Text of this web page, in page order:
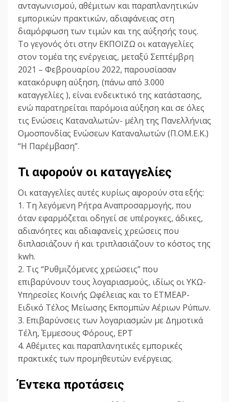
ανταγωνισμού, αθέμιτων και παραπλανητικών
εμπορικών πρακτικών, αδιαφάνειας στη
διαμόρφωση των τιμών και της αύξησής τους.
Το γεγονός ότι στην ΕΚΠΟΙΖΩ οι καταγγελίες
στον τομέα της ενέργειας, μεταξύ Σεπτέμβρη
2021 – Φεβρουαρίου 2022, παρουσίασαν
κατακόρυφη αύξηση, (πάνω από 3.000
καταγγελίες ), είναι ενδεικτικό της κατάστασης,
ενώ παρατηρείται παρόμοια αύξηση και σε όλες
τις Ενώσεις Καταναλωτών- μέλη της Πανελλήνιας
Ομοσπονδίας Ενώσεων Καταναλωτών (Π.ΟΜ.Ε.Κ.)
“Η Παρέμβαση”.
Τι αφορούν οι καταγγελίες
Οι καταγγελίες αυτές κυρίως αφορούν στα εξής:
1. Τη λεγόμενη Ρήτρα Αναπροσαρμογής, που
όταν εφαρμόζεται οδηγεί σε υπέρογκες, άδικες,
αδιανόητες και αδιαφανείς χρεώσεις που
διπλασιάζουν ή και τριπλασιάζουν το κόστος της
kwh.
2. Τις “Ρυθμιζόμενες χρεώσεις” που
επιβαρύνουν τους λογαριασμούς, ιδίως οι ΥΚΩ-
Υπηρεσίες Κοινής Ωφέλειας και το ΕΤΜΕΑΡ-
Ειδικό Τέλος Μείωσης Εκπομπών Αέριων Ρύπων.
3. Επιβαρύνσεις των λογαριασμών με Δημοτικά
Τέλη, Έμμεσους Φόρους, ΕΡΤ
4. Αθέμιτες και παραπλανητικές εμπορικές
πρακτικές των προμηθευτών ενέργειας.
Έντεκα προτάσεις